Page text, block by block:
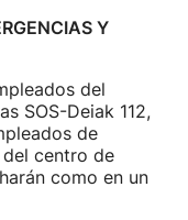
Y
del
SOS-Deiak 112,
de
centro de
como en un